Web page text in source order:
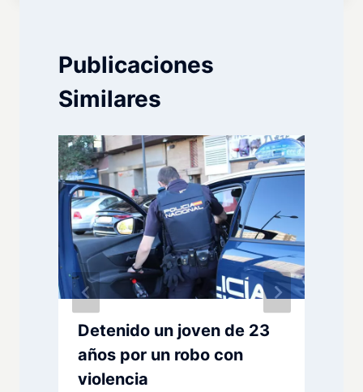
Publicaciones
Similares
Detenido un joven de 23
años por un robo con
violencia